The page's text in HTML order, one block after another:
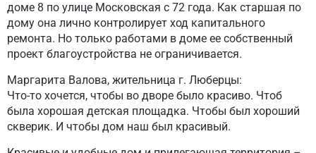
доме 8 по улице Московская с 72 года. Как старшая по
дому она лично контролирует ход капитального
ремонта. Но только работами в доме ее собственный
проект благоустройства не ограничивается.
Маргарита Валова, жительница г. Люберцы:
Что-то хочется, чтобы во дворе было красиво. Чтоб
была хорошая детская площадка. Чтобы был хороший
скверик. И чтобы дом наш был красивый.